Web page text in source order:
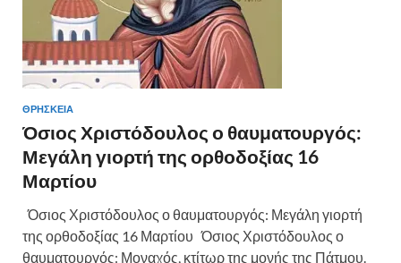
ΘΡΗΣΚΕΙΑ
Όσιος Χριστόδουλος ο θαυματουργός:
Μεγάλη γιορτή της ορθοδοξίας 16
Μαρτίου
Όσιος Χριστόδουλος ο θαυματουργός: Μεγάλη γιορτή
της ορθοδοξίας 16 Μαρτίου Όσιος Χριστόδουλος ο
θαυματουργός: Μοναχός, κτίτωρ της μονής της Πάτμου.